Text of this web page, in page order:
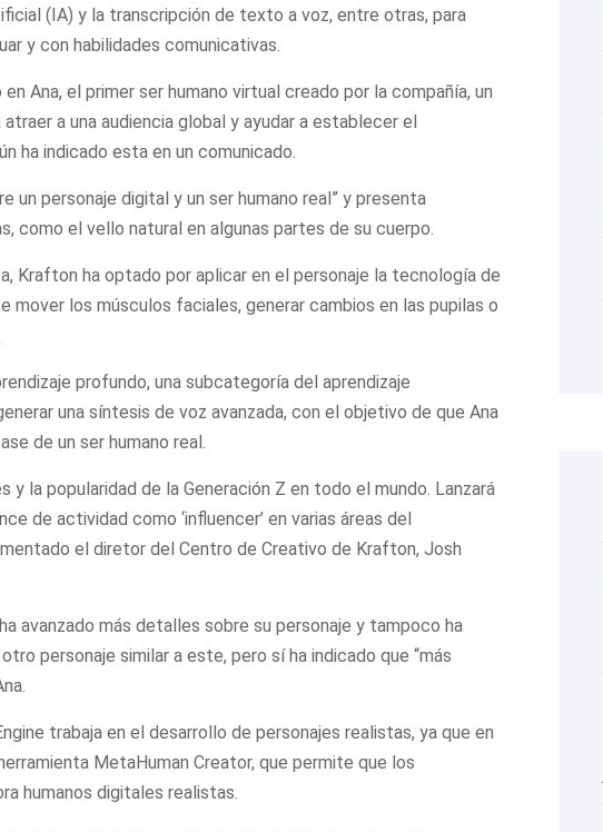
(IA) y la transcripción de texto a voz, entre otras, para
y con habilidades comunicativas.
Ana, el primer ser humano virtual creado por la compañía, un
a una audiencia global y ayudar a establecer el
ha indicado esta en un comunicado.
un personaje digital y un ser humano real” y presenta
como el vello natural en algunas partes de su cuerpo.
Krafton ha optado por aplicar en el personaje la tecnología de
mover los músculos faciales, generar cambios en las pupilas o
profundo, una subcategoría del aprendizaje
una síntesis de voz avanzada, con el objetivo de que Ana
de un ser humano real.
y la popularidad de la Generación Z en todo el mundo. Lanzará
de actividad como ‘influencer’ en varias áreas del
el diretor del Centro de Creativo de Krafton, Josh
avanzado más detalles sobre su personaje y tampoco ha
personaje similar a este, pero sí ha indicado que “más
trabaja en el desarrollo de personajes realistas, ya que en
MetaHuman Creator, que permite que los
humanos digitales realistas.